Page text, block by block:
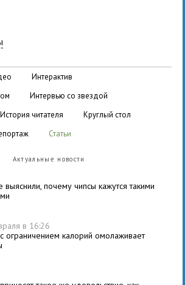
интерактив
интервью со звездой
история читателя
круглый стол
статьи
Актуальные новости
выяснили, почему чипсы кажутся такими
в 16:26
ограничением калорий омолаживает